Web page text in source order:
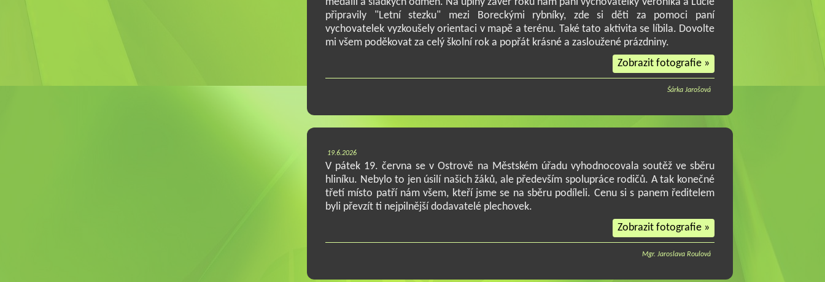
medailí a sladkých odměn. Na úplný závěr roku nám paní vychovatelky Veronika a Lucie
připravily "Letní stezku" mezi Boreckými rybníky, zde si děti za pomoci paní
vychovatelek vyzkoušely orientaci v mapě a terénu. Také tato aktivita se líbila. Dovolte
mi všem poděkovat za celý školní rok a popřát krásné a zasloužené prázdniny.
Zobrazit fotografie »
Šárka Jarošová
19.6.2026
V pátek 19. června se v Ostrově na Městském úřadu vyhodnocovala soutěž ve sběru
hliníku. Nebylo to jen úsilí našich žáků, ale především spolupráce rodičů. A tak konečné
třetí místo patří nám všem, kteří jsme se na sběru podíleli. Cenu si s panem ředitelem
byli převzít ti nejpilnější dodavatelé plechovek.
Zobrazit fotografie »
Mgr. Jaroslava Roulová